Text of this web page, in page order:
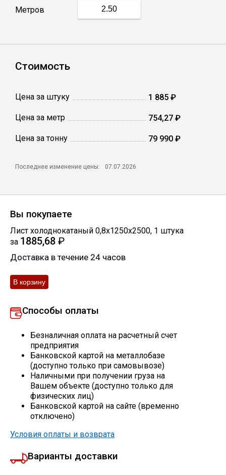
Профлист
Винтовые сваи
Сетка кладочная
Круги абразивные
Скобо-гибочные изделия
Метров
Стоимость
Цена за штуку 1 885 ₽
Цена за метр 754,27 ₽
Цена за тонну 79 990 ₽
Последнее изменение цены: 07.07.2026
Вы покупаете
Лист холоднокатаный 0,8х1250х2500, 1 штука
за 1885,68 ₽
Доставка в течение 24 часов
Способы оплаты
Безналичная оплата на расчетный счет
предприятия
Банковской картой на металлобазе
(доступно только при самовывозе)
Наличными при получении груза на
Вашем объекте (доступно только для
физических лиц)
Банковской картой на сайте (временно
отключено)
Условия оплаты и возврата
Варианты доставки